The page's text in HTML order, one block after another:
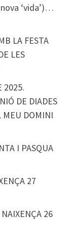
nova ‘vida’)…
LA FESTA
LES
2025.
DE DIADES
MEU DOMINI
I PASQUA
27
26